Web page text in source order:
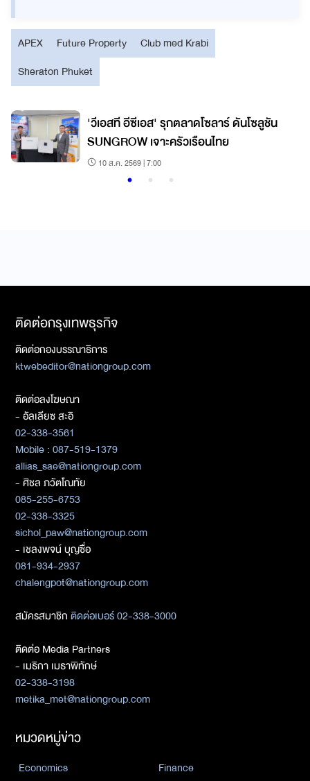
APEX Future Property
Club med Krabi
Sheraton Phuket
'วีเอสที อีซีเอส' รุกตลาดโซลาร์ ดันโซลูชัน
SUNGROW เจาะครัวเรือนไทย
10 ส.ค. 2569 | 7:00
ติดต่อกรุงเทพธุรกิจ
ติดต่อกองบรรณาธิการ
ktwebeditor@nationgroup.com
ติดต่อลงโฆษณา
- อัลเลียซ สะอิ
02-338-3561
Mobile : 087-519-1379
allias_sae@nationgroup.com
- ศิชล ภวัตโณทัย
085-255-6753
02-338-3325
sichol_paw@nationgroup.com
- เชลงพจน์ บุญซื่อ
081-934-2937
chalengpot@nationgroup.com
สมัครสมาชิกติดต่อเบอร์ 02-338-3000
ติดต่อ Media Partners
- เมธิกา เมธาพิทักษ์
02-338-3198
metika_met@nationgroup.com
หมวดหมู่ข่าว
Economics
Finance